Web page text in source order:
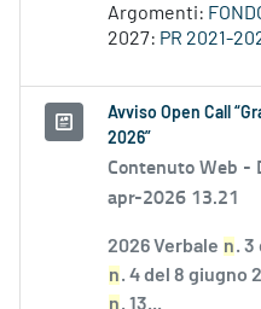
Argomenti:
2027: PR 2021-
Avviso Open Call
2026”
Contenuto Web -
apr-2026 13.21
2026 Verbale n. 3
n. 4 del 8 giugno
n. 13...